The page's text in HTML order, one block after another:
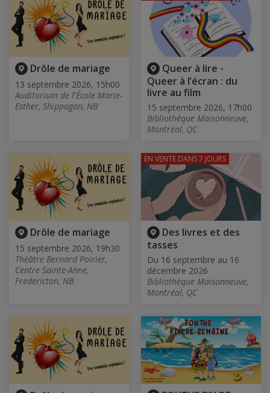
Drôle de mariage
13 septembre 2026, 15h00
Auditorium de l'École Marie-
Esther, Shippagan, NB
Queer à lire -
Queer à l’écran : du
livre au film
15 septembre 2026, 17h00
Bibliothèque Maisonneuve,
Montréal, QC
Drôle de mariage
15 septembre 2026, 19h30
Théâtre Bernard Poirier,
Centre Sainte-Anne,
Fredericton, NB
Des livres et des
tasses
Du 16 septembre au 16
décembre 2026
Bibliothèque Maisonneuve,
Montréal, QC
EN VENTE DANS 7 JOURS